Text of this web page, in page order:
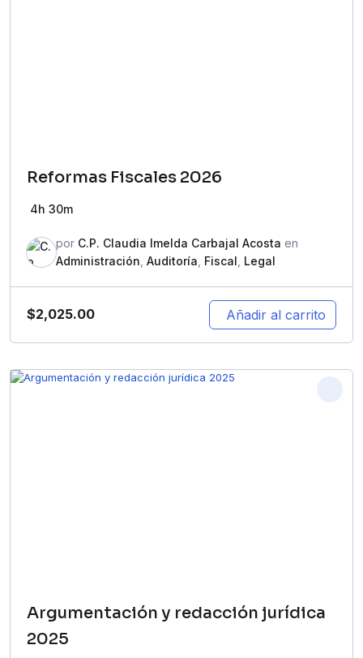
Reformas Fiscales 2026
4h 30m
por C.P. Claudia Imelda Carbajal Acosta en
Administración Auditoría Fiscal Legal
$2,025.00 Añadir al carrito
Argumentación y redacción jurídica
2025